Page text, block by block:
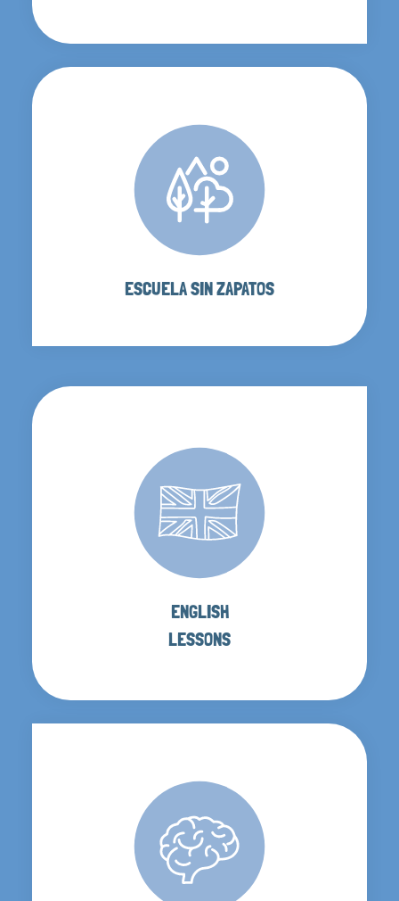
ESCUELA SIN ZAPATOS
ENGLISH
LESSONS